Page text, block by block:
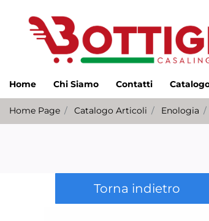
Home Chi Siamo Contatti
Home Page Catalogo Articoli Enologia
Torna indietro